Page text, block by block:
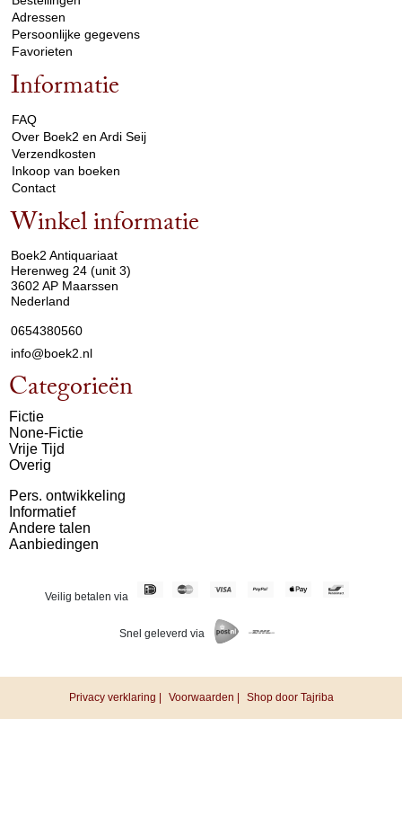
Adressen
Persoonlijke gegevens
Favorieten
Informatie
FAQ
Over Boek2 en Ardi Seij
Verzendkosten
Inkoop van boeken
Contact
Winkel informatie
Boek2 Antiquariaat
Herenweg 24 (unit 3)
3602 AP Maarssen
Nederland
0654380560
info@boek2.nl
Categorieën
Fictie
None-Fictie
Vrije Tijd
Overig
Pers. ontwikkeling
Informatief
Andere talen
Aanbiedingen
Veilig betalen via
Snel geleverd via
Privacy verklaring | Voorwaarden | Shop door Tajriba